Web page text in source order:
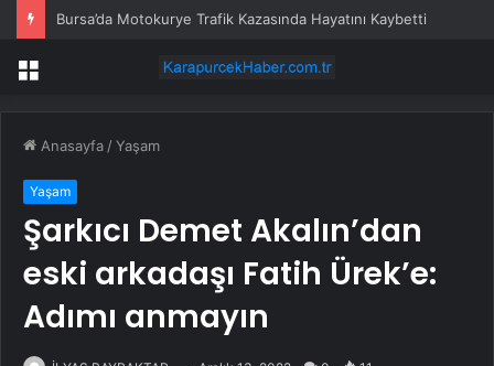
Bursa’da Motokurye Trafik Kazasında Hayatını Kaybetti
Menü
Anasayfa /Yaşam
Yaşam
Şarkıcı Demet Akalın’dan
eski arkadaşı Fatih Ürek’e:
Adımı anmayın